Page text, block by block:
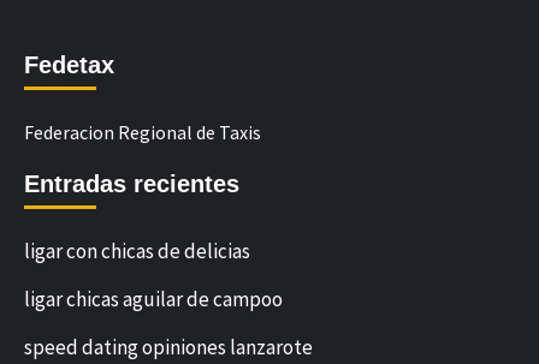
Fedetax
Federacion Regional de Taxis
Entradas recientes
ligar con chicas de delicias
ligar chicas aguilar de campoo
speed dating opiniones lanzarote